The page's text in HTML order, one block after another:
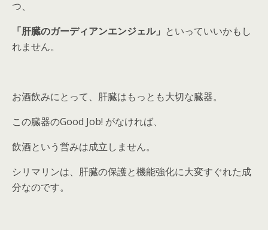
つ、
「肝臓のガーディアンエンジェル」 といっていいかもし
れません。
お酒飲みにとって、肝臓はもっとも大切な臓器。
この臓器のGood Job! がなければ、
飲酒という営みは成立しません。
シリマリンは、肝臓の保護と機能強化に大変すぐれた成
分なのです。